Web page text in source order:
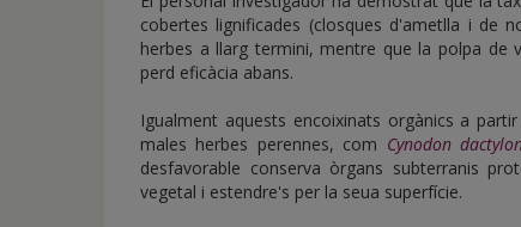
cobertes lignificades (closques d'ametlla i de
herbes a llarg termini, mentre que la polpa de
perd eficàcia abans.
Igualment aquests encoixinats orgànics a
males herbes perennes, com Cynodon
desfavorable conserva òrgans subterranis
vegetal i estendre's per la seua superfície.